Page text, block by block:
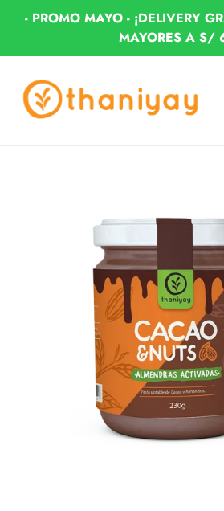
al
contenido
- PROMO MAYO - ¡DELIVERY
MAYORES A S/